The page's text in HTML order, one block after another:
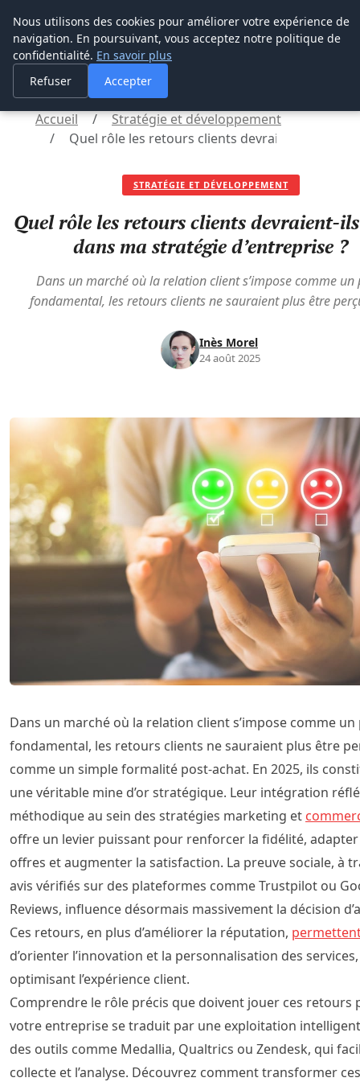
M Zone Studio
Accueil
Stratégie et développement
Quel rôle les retours clients devraient-ils jouer
STRATÉGIE ET DÉVELOPPEMENT
Quel rôle les retours clients devraient-
dans ma stratégie d’entreprise ?
Dans un marché où la relation client s’impose comme un
fondamental, les retours clients ne sauraient plus être
Inès Morel
24 août 2025
Dans un marché où la relation client s’impose comme un
fondamental, les retours clients ne sauraient plus être
comme un simple formalité post-achat. En 2025, ils
une véritable mine d’or stratégique. Leur intégration
méthodique au sein des stratégies marketing et
offre un levier puissant pour renforcer la fidélité,
offres et augmenter la satisfaction. La preuve sociale, à
avis vérifiés sur des plateformes comme Trustpilot ou
Reviews, influence désormais massivement la décision
Ces retours, en plus d’améliorer la réputation,
d’orienter l’innovation et la personnalisation des
optimisant l’expérience client.
Comprendre le rôle précis que doivent jouer ces retours
votre entreprise se traduit par une exploitation
des outils comme Medallia, Qualtrics ou Zendesk, qui
collecte et l’analyse. Découvrez comment transformer ces
Nous utilisons des cookies pour améliorer votre expérience de
navigation. En poursuivant, vous acceptez notre politique de
confidentialité. En savoir plus
Refuser
Accepter